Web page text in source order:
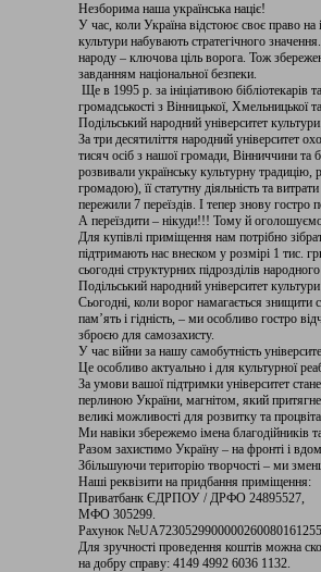
Незборима наша українська націє!
У час, коли Україна відстоює своє право
культури набувають стратегічного
народу – ключова ціль ворога. Тож
завданням національної безпеки.
Ще в 1995 р. за ініціативою бібліотекарів
громадськості з Вінницької, Хмельницької
Подільський народний університет
За три десятиліття народний університет
тисяч осіб з нашої громади, Вінниччини та
розвивали українську культурну традицію,
громадою), її статутну діяльність та
пережили 7 переїздів. І тепер знову
А переїздити – нікуди!!! Тому й
Для купівлі приміщення нам потрібно
підтримають нас внеском у розмірі 1 тис.
сьогодні структурних підрозділів
Подільський народний університет
Сьогодні, коли ворог намагається
пам’ять і гідність, – ми особливо гостро
зброєю для самозахисту.
У час війни за нашу самобутність
Це особливо актуально і для культурної
За умови вашої підтримки університет
перлиною України, магнітом, який
великі можливості для розвитку та
Ми навіки збережемо імена благодійників
Разом захистимо Україну – на фронті і
Збільшуючи територію творчості – ми
Наші реквізити на придбання приміщення:
Приватбанк ЄДРПОУ / ДРФО 24895527,
МФО 305299.
Рахунок
Для зручності проведення коштів можна
на добру справу: 4149 4992 6036 1132.